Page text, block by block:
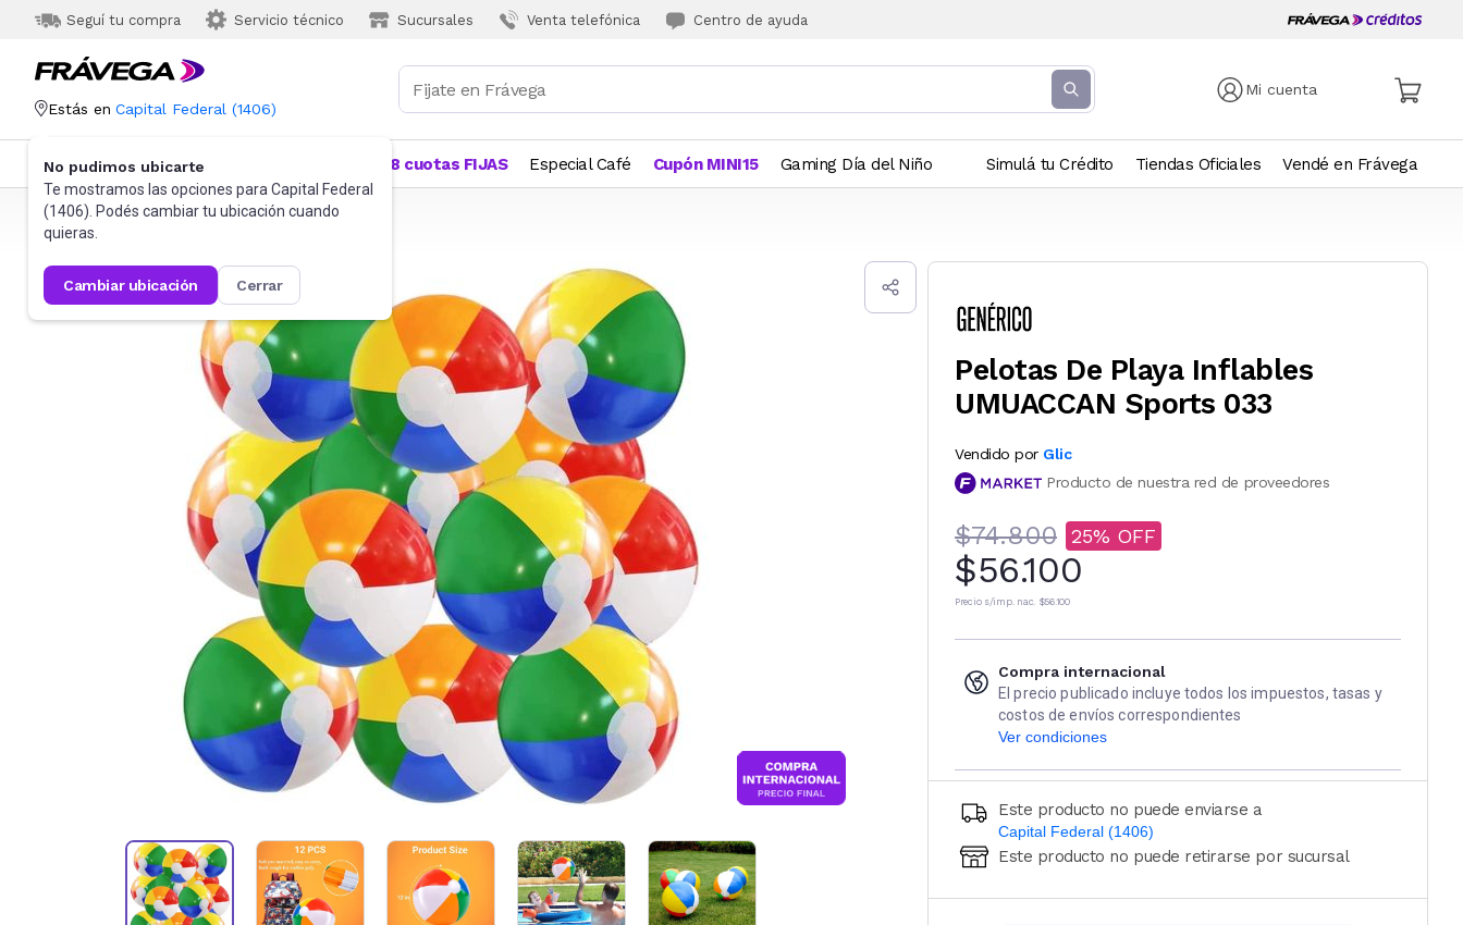
Seguí tu compra Servicio técnico Sucursales Venta telefónica Centro de ayuda
Mi cuenta
Estás en Capital Federal (1406)
No pudimos ubicarte
Te mostramos las opciones para Capital Federal
(1406). Podés cambiar tu ubicación cuando
quieras.
cambiar ubicación cerrar
Categorías Más Vendidos 18 cuotas FIJAS Especial Café Cupón MINI15 Gaming Día del Niño Simulá tu Crédito Tiendas Oficiales Vendé en Frávega
Frávega Jardín Piletas y piscinas Inflables
Pelotas De Playa Inflables
UMUACCAN Sports 033
Vendido por Glic
Producto de nuestra red de proveedores
$74.800 25
$56.100
Precio s/imp. nac. $56.100
Compra internacional
El precio publicado incluye todos los impuestos, tasas y
costos de envíos correspondientes
Ver condiciones
Este producto no puede enviarse a
Capital Federal (1406)
Ingresá código postal (sólo números)
CALCULAR
Este producto no puede retirarse por sucursal